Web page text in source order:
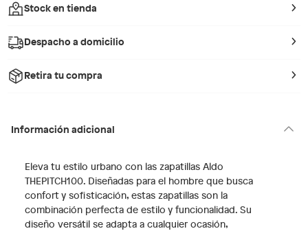
Stock en tienda
Despacho a domicilio
Retira tu compra
Información adicional
Eleva tu estilo urbano con las zapatillas Aldo
THEPITCH100. Diseñadas para el hombre que busca
confort y sofisticación, estas zapatillas son la
combinación perfecta de estilo y funcionalidad. Su
diseño versátil se adapta a cualquier ocasión,